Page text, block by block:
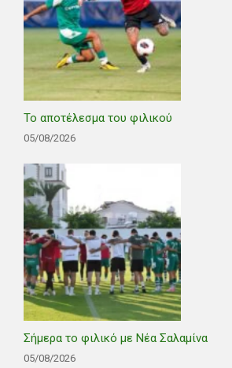
Το αποτέλεσμα του φιλικού
05/08/2026
Σήμερα το φιλικό με Νέα Σαλαμίνα
05/08/2026